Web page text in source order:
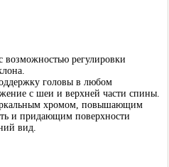
регулировки
головы в любом
с шеи и верхней части спины.
хромом, повышающим
и придающим поверхности
вид.